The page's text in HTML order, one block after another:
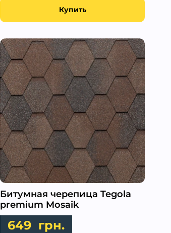
Купить
Битумная черепица Tegola
premium Mosaik
649 грн.